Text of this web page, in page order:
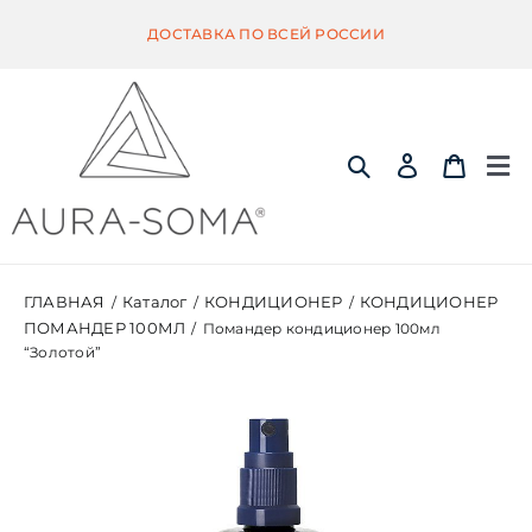
ДОСТАВКА ПО ВСЕЙ РОССИИ
ЭКВИЛИБРИУМ
ГЛАВНАЯ / Каталог / КОНДИЦИОНЕР / КОНДИЦИОНЕР
ПОМАНДЕР 100МЛ / Помандер кондиционер 100мл
“Золотой”